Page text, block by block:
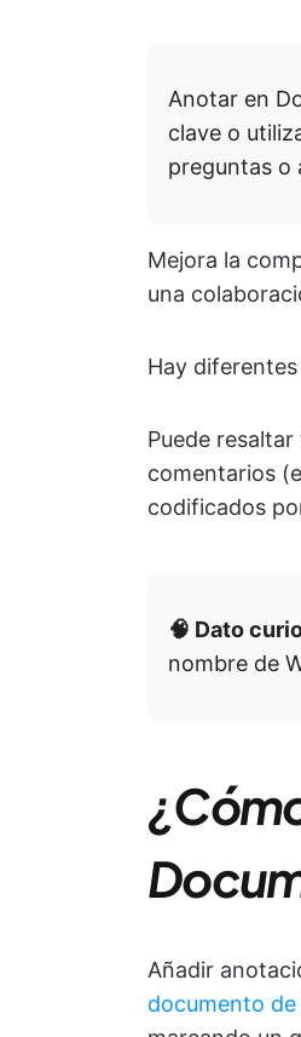
Anotar en
clave o
preguntas o
Mejora la
una
Hay
Puede
comentarios
codificados
🧠 Dato
nombre de
Añadir
documento de